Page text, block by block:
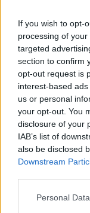
If you wish to opt-
processing of
targeted
section to confirm
opt-out request is
interest-based
us or personal
your opt-out. You
disclosure of your
IAB’s list of
also be disclosed
Downstream
Please note that
Personal
Το σημαντικό
θέση της
σημασία του
ιδιαίτερα αν
πλαίσιο που
Διαδρόμου, ο
εναλλακτικών